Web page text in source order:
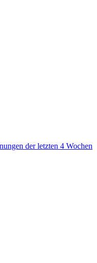
der letzten 4 Wochen